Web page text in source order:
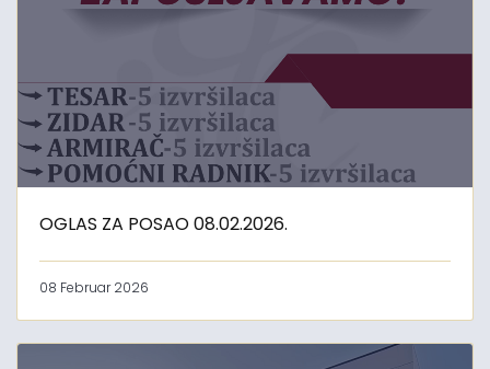
OGLAS ZA POSAO 08.02.2026.
08 Februar 2026